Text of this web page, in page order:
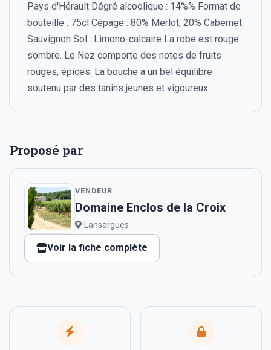
Pays d'Hérault Dégré alcoolique : 14%% Format de
bouteille : 75cl Cépage : 80% Merlot, 20% Cabernet
Sauvignon Sol : Limono-calcaire La robe est rouge
sombre. Le Nez comporte des notes de fruits
rouges, épices. La bouche a un bel équilibre
soutenu par des tanins jeunes et vigoureux.
Proposé par
VENDEUR
Domaine Enclos de la Croix
Lansargues
Voir la fiche complète